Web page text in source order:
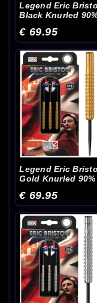
Legend Eric
Black Knurled
€ 69.95
Legend Eric
Gold Knurled 90%
€ 69.95